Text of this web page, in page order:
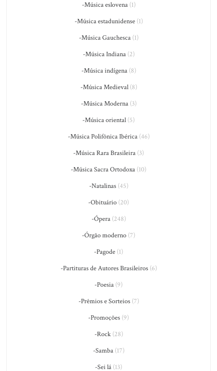
-Música eslovena(1)
-Música estadunidense(1)
-Música Gauchesca(1)
-Música Indiana(2)
-Música indígena(8)
-Música Medieval(8)
-Música Moderna(3)
-Música oriental (5)
-Música Polifônica Ibérica(46)
-Música Rara Brasileira (3)
-Música Sacra Ortodoxa (10)
-Natalinas(45)
-Obituário (20)
-Ópera(248)
-Órgão moderno (7)
-Pagode (1)
-Partituras de Autores Brasileiros(6)
-Poesia (9)
-Prêmios e Sorteios(7)
-Promoções (9)
-Rock(28)
-Samba(17)
-Sei lá (13)